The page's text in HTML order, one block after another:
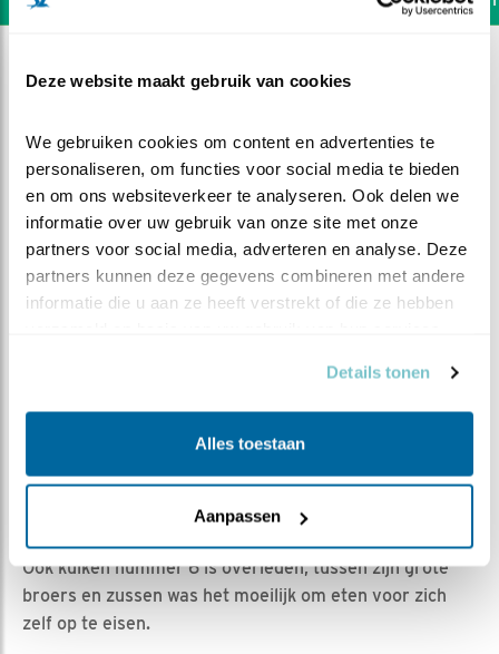
Deze website maakt gebruik van cookies
We gebruiken cookies om content en advertenties te
personaliseren, om functies voor social media te bieden
en om ons websiteverkeer te analyseren. Ook delen we
informatie over uw gebruik van onze site met onze
partners voor social media, adverteren en analyse. Deze
partners kunnen deze gegevens combineren met andere
informatie die u aan ze heeft verstrekt of die ze hebben
Details tonen
Alles toestaan
Aanpassen
Ook kuiken 6 overleden
Bewaar dit filmpje |
Ook kuiken nummer 6 is overleden, tussen zijn grote
broers en zussen was het moeilijk om eten voor zich
zelf op te eisen.